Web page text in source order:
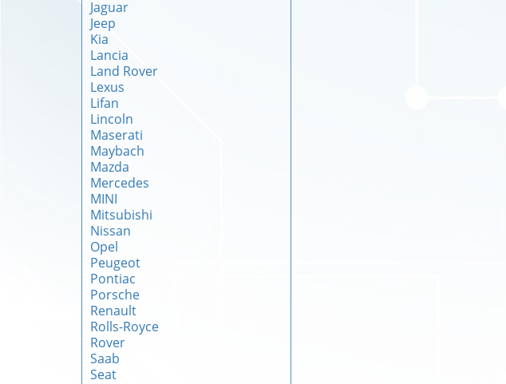
Jaguar
Jeep
Kia
Lancia
Land Rover
Lexus
Lifan
Lincoln
Maserati
Maybach
Mazda
Mercedes
MINI
Mitsubishi
Nissan
Opel
Peugeot
Pontiac
Porsche
Renault
Rolls-Royce
Rover
Saab
Seat